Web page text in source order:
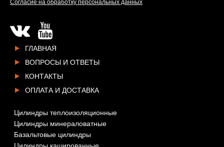
ГЛАВНАЯ
ВОПРОСЫ И ОТВЕТЫ
КОНТАКТЫ
ОПЛАТА И ДОСТАВКА
Цилиндры теплоизоляционные
Цилиндры минераловатные
Базальтовые цилиндры